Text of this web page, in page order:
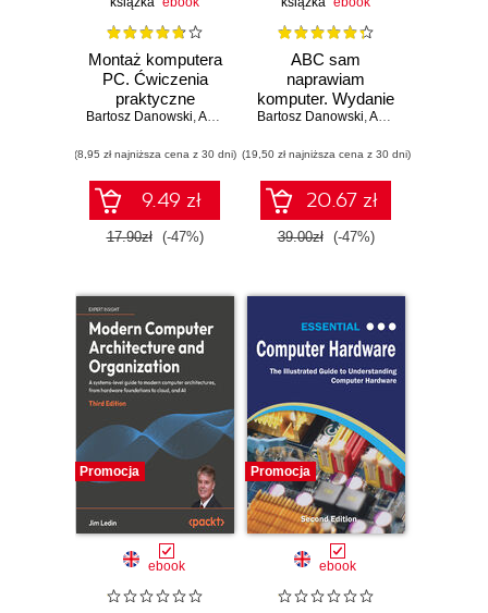
Montaż komputera
PC. Ćwiczenia
praktyczne
Bartosz Danowski,Andrzej Pyrchla
(8,95 zł najniższa cena z 30 dni)
9.49 zł
17.90zł (-47%)
ABC sam
naprawiam
komputer. Wydanie
II
Bartosz Danowski,Andrzej Pyrchla
(19,50 zł najniższa cena z 30 dni)
20.67 zł
39.00zł (-47%)
Promocja
ebook
Promocja
ebook